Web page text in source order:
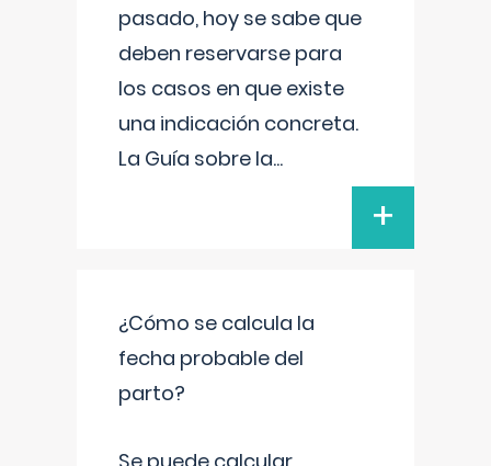
pasado, hoy se sabe que
deben reservarse para
los casos en que existe
una indicación concreta.
La Guía sobre la...
+
¿Cómo se calcula la
fecha probable del
parto?